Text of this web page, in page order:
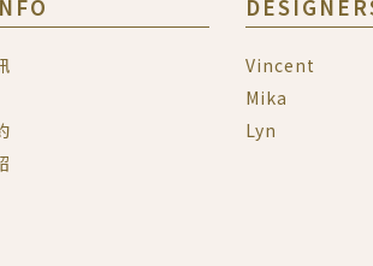
Vincent
Mika
Lyn